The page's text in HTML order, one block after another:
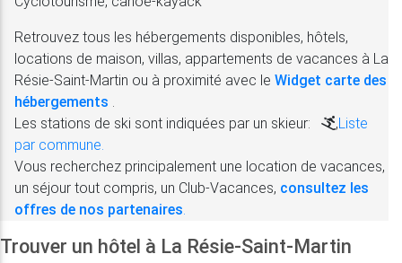
Retrouvez tous les hébergements disponibles, hôtels,
locations de maison, villas, appartements de vacances à La
Résie-Saint-Martin ou à proximité avec le Widget carte des
hébergements
Les stations de ski sont indiquées par un skieur:
,Liste
par commune.
Vous recherchez principalement une location de vacances,
un séjour tout compris, un Club-Vacances, consultez les
offres de nos partenaires
Trouver un hôtel à La Résie-Saint-Martin